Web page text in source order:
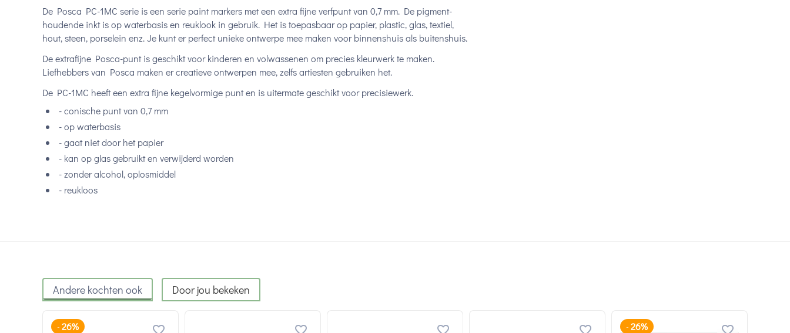
De Posca PC-1MC serie is een serie paint markers met een extra fijne verfpunt van 0,7 mm. De pigment-
houdende inkt is op waterbasis en reuklook in gebruik. Het is toepasbaar op papier, plastic, glas, textiel,
hout, steen, porselein enz. Je kunt er perfect unieke ontwerpe mee maken voor binnenshuis als buitenshuis.
De extrafijne Posca-punt is geschikt voor kinderen en volwassenen om precies kleurwerk te maken.
Liefhebbers van Posca maken er creatieve ontwerpen mee, zelfs artiesten gebruiken het.
De PC-1MC heeft een extra fijne kegelvormige punt en is uitermate geschikt voor precisiewerk.
- conische punt van 0,7 mm
- op waterbasis
- gaat niet door het papier
- kan op glas gebruikt en verwijderd worden
- zonder alcohol, oplosmiddel
- reukloos
Andere kochten ook Door jou bekeken
- 26% - 26%